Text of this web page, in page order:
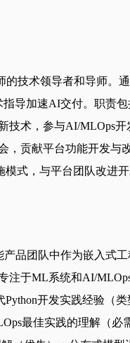
技术领导者和导师。
导加速AI交付。职责
术，参与AI/MLOps
贡献平台功能开发与
式，与平台团队改进
品团队中作为嵌入式
注于ML系统和AI/
开发实践经验（
最佳实践的理解（